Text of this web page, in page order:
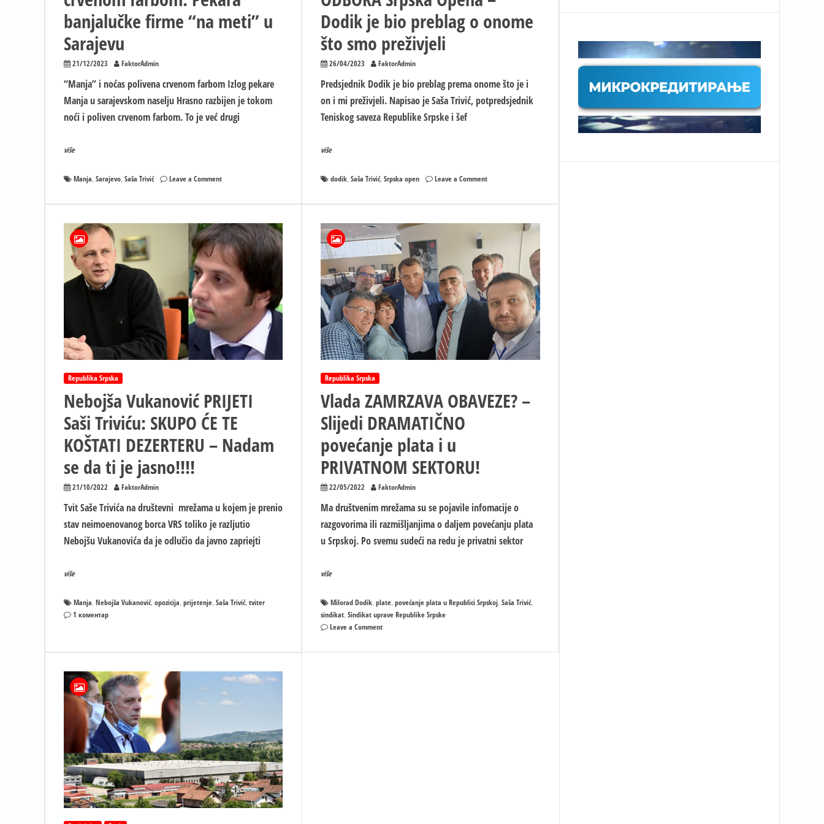
da
banjalučke firme “na meti” u
Sarajevu
21/12/2023 FaktorAdmin
“Manja” i noćas polivena crvenom farbom Izlog pekare
Manja u sarajevskom naselju Hrasno razbijen je tokom
noći i poliven crvenom farbom. To je već drugi
više
Manja Sarajevo Saša Trivić Leave a Commenton
i
polivena
crvenom
farbom:
Pekara
banjalučke
firme
“na
meti”
u
Sarajevu
Dodik je bio preblag o onome
što smo preživjeli
26/04/2023 FaktorAdmin
Predsjednik Dodik je bio preblag prema onome što je i
on i mi preživjeli. Napisao je Saša Trivić, potpredsjednik
Teniskog saveza Republike Srpske i šef
više
dodik ,Saša Trivić,Srpska open Leave a Commenton
GRAĐEVINSKOG
–
Dodik
je
bio
preblag
o
onome
što
smo
preživjeli
Republika Srpska
Nebojša Vukanović PRIJETI
Saši Triviću: SKUPO ĆE TE
KOŠTATI DEZERTERU – Nadam
se da ti je jasno!!!!
21/10/2022 FaktorAdmin
Tvit Saše Trivića na društevni mrežama u kojem je prenio
stav neimoenovanog borca VRS toliko je razljutio
Nebojšu Vukanovića da je odlučio da javno zapriejti
više
Manja Nebojša Vukanović, opozicija prijetenje Saša Trivić, tviter
1 коментарна
PRIJETI
Triviću:
SKUPO
ĆE
TE
KOŠTATI
DEZERTERU
–
Nadam
se
da
ti
je
Republika Srpska
Vlada ZAMRZAVA OBAVEZE? –
Slijedi DRAMATIČNO
povećanje plata i u
PRIVATNOM SEKTORU!
22/05/2022 FaktorAdmin
Ma društvenim mrežama su se pojavile infomacije o
razgovorima ili razmišljanjima o daljem povećanju plata
u Srpskoj. Po svemu sudeći na redu je privatni sektor
više
Milorad Dodik ,plate ,povećanje plata u Republici Srpskoj ,Saša Trivić,
sindikat ,Sindikat uprave Republike Srpske
Leave a Commenton
ZAMRZAVA